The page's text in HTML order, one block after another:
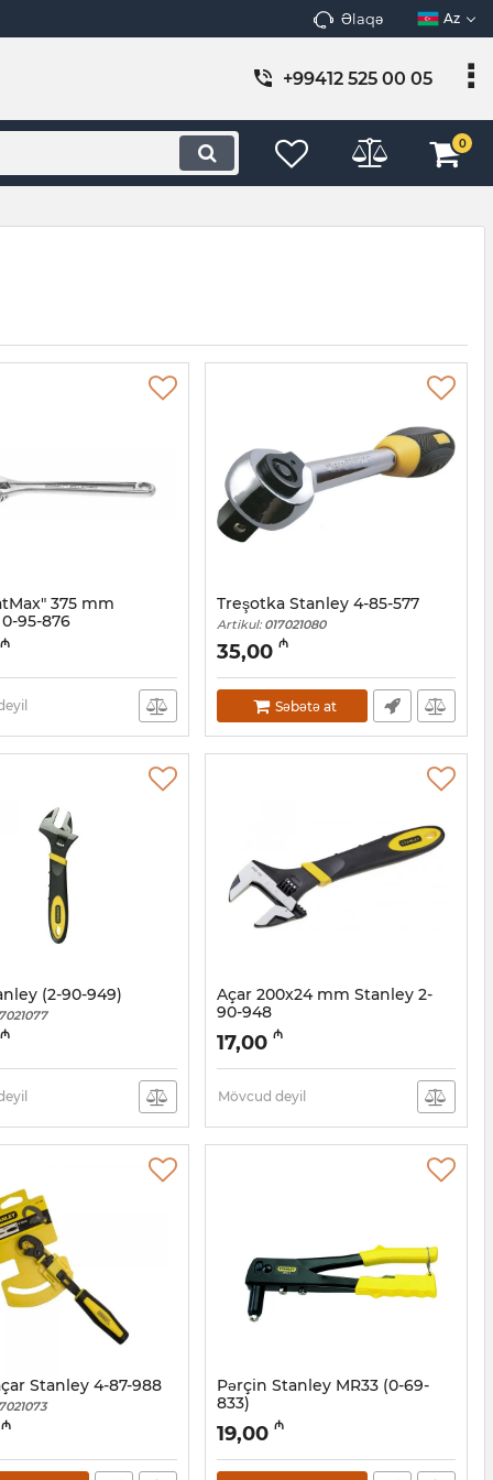
Əlaqə Az
+99412 525 00 05
0
375 mm
95-876
₼
Treşotka Stanley 4-85-577
Artikul: 017021080
35,00 ₼
Səbətə at
(2-90-949)
₼
Açar 200x24 mm Stanley 2-
90-948
Artikul: 017021076
17,00 ₼
Mövcud deyil
Stanley 4-87-988
₼
Pərçin Stanley MR33 (0-69-
833)
Artikul: 017021072
19,00 ₼